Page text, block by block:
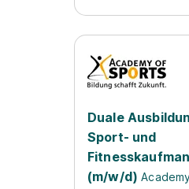
Duale
Sport- und
(m/w/d)